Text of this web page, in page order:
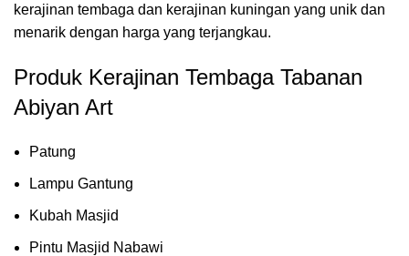
kerajinan tembaga dan kerajinan kuningan yang unik dan
menarik dengan harga yang terjangkau.
Produk Kerajinan Tembaga Tabanan
Abiyan Art
Patung
Lampu Gantung
Kubah Masjid
Pintu Masjid Nabawi